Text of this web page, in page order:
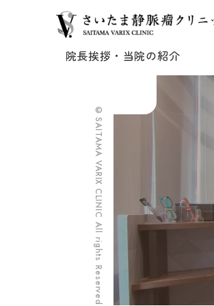
院長挨拶・当院の紹介
©SAITAMA VARIX CLINIC All rights Reserved